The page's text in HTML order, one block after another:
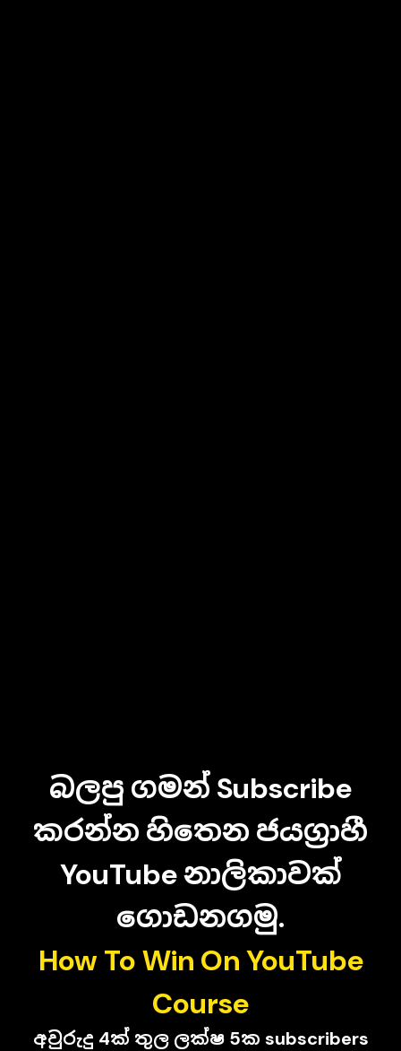
බලපු ගමන් Subscribe
කරන්න හිතෙන ජයග්‍රාහී
YouTube නාලිකාවක්
ගොඩනගමු.
How To Win On YouTube
Course
අවුරුදු 4ක් තුල ලක්ෂ 5ක subscribers